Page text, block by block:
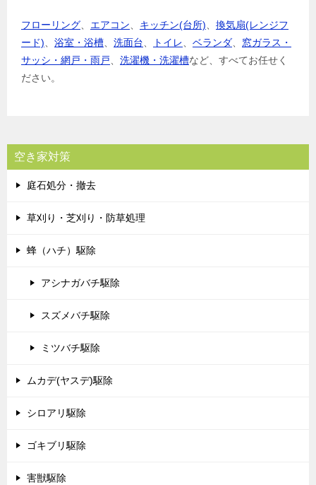
フローリング エアコン キッチン(台所)
換気扇(レンジフ
ード)
浴室・浴槽 洗面台 トイレ ベランダ
窓ガラス・
サッシ・網戸・雨戸
洗濯機・洗濯槽など、すべてお任せく
ださい。
空き家対策
庭石処分・撤去
草刈り・芝刈り・防草処理
蜂（ハチ）駆除
アシナガバチ駆除
スズメバチ駆除
ミツバチ駆除
ムカデ(ヤスデ)駆除
シロアリ駆除
ゴキブリ駆除
害獣駆除